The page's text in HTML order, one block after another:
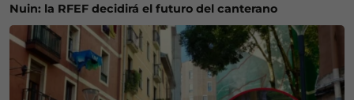
Nuin: la RFEF decidirá el futuro del canterano